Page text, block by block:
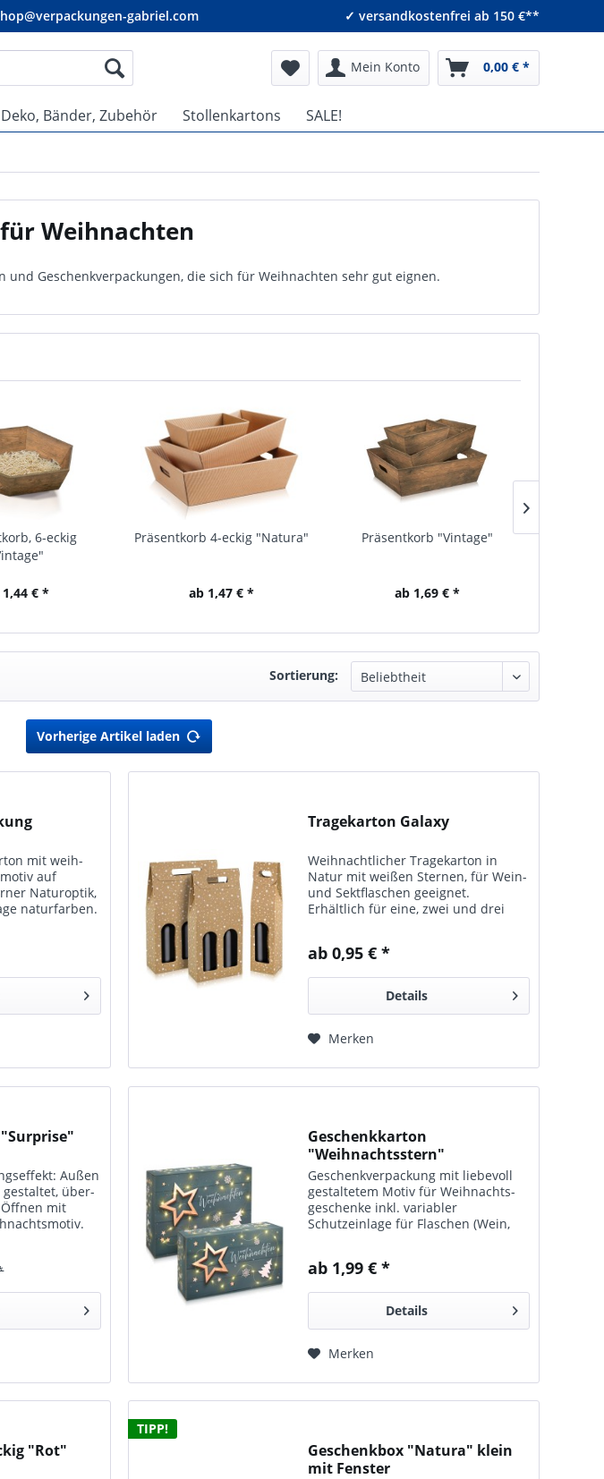
gabriel.com ✓ versandkostenfrei ab 150 €**
Mein Konto 0,00 € *
Deko, Bänder, Zubehör Stollenkartons SALE!
Weihnachten
und Geschenkverpackungen, die sich für Weihnachten sehr gut eignen.
6-eckig
€ *
Präsentkorb 4-eckig "Natura"
ab 1,47 € *
Präsentkorb "Vintage"
ab 1,69 € *
Sortierung:
Vorherige Artikel laden
mit weih­
auf
Natur­optik,
naturfarben.
Tragekarton Galaxy
Weihnachtlicher Tragekarton in
Natur mit weißen Sternen, für Wein-
und Sektflaschen geeignet.
Erhältlich für eine, zwei und drei
ab 0,95 € *
Details
Merken
Außen
über­
mit
Geschenkkarton
"Weihnachtsstern"
Geschenkverpackung mit liebevoll
gestaltetem Motiv für Weihnachts­
geschenke inkl. variabler
Schutzeinlage für Flaschen (Wein,
ab 1,99 € *
Details
Merken
"Rot"
TIPP!
Geschenkbox "Natura" klein
mit Fenster